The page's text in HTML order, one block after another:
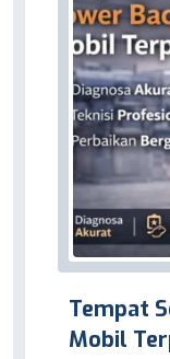
Tempat
Mobil